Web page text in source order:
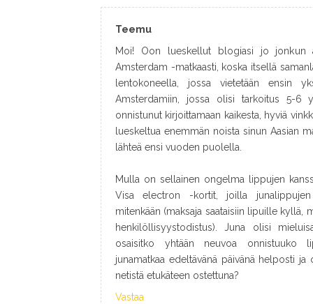
Teemu
Moi! Oon lueskellut blogiasi jo jonkun
Amsterdam -matkaasti, koska itsellä
lentokoneella, jossa vietetään ensin
Amsterdamiin, jossa olisi tarkoitus 5-6
onnistunut kirjoittamaan kaikesta, hyviä
lueskeltua enemmän noista sinun Aasian
lähteä ensi vuoden puolella.
Mulla on sellainen ongelma lippujen
Visa electron -kortit, joilla
mitenkään (maksaja saataisiin lipuille kyllä,
henkilöllisyystodistus). Juna olisi
osaisitko yhtään neuvoa onnistuuko
junamatkaa edeltävänä päivänä helposti
netistä etukäteen ostettuna?
Vastaa